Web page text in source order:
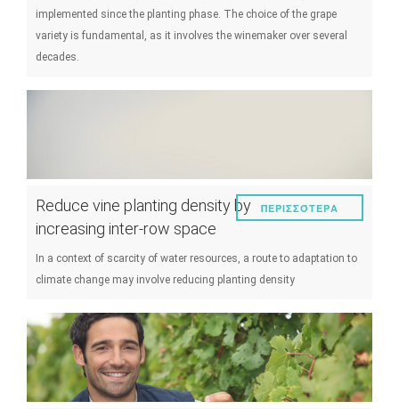
implemented since the planting phase. The choice of the grape
variety is fundamental, as it involves the winemaker over several
decades.
Reduce vine planting density by
increasing inter-row space
In a context of scarcity of water resources, a route to adaptation to
climate change may involve reducing planting density
ΠΕΡΙΣΣΌΤΕΡΑ